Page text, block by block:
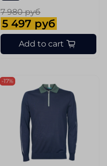
7 980 руб
5 497 руб
Add to cart
-17%